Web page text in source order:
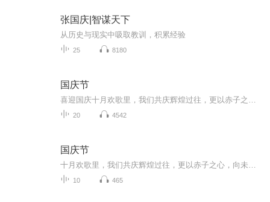
张国庆|智谋天下
从历史与现实中吸取教训，积累经验
25 8180
国庆节
20 4542
国庆节
10 465